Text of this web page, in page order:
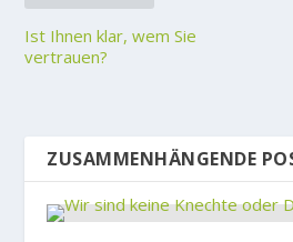
Ist Ihnen klar, wem Sie
vertrauen?
ZUSAMMENHÄNGENDE